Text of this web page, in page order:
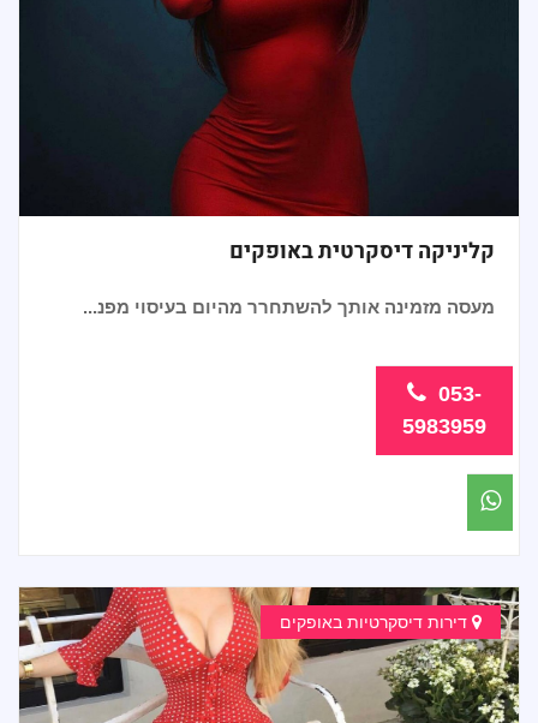
קליניקה דיסקרטית באופקים
מעסה מזמינה אותך להשתחרר מהיום בעיסוי מפנ...
053-
5983959
דירות דיסקרטיות באופקים